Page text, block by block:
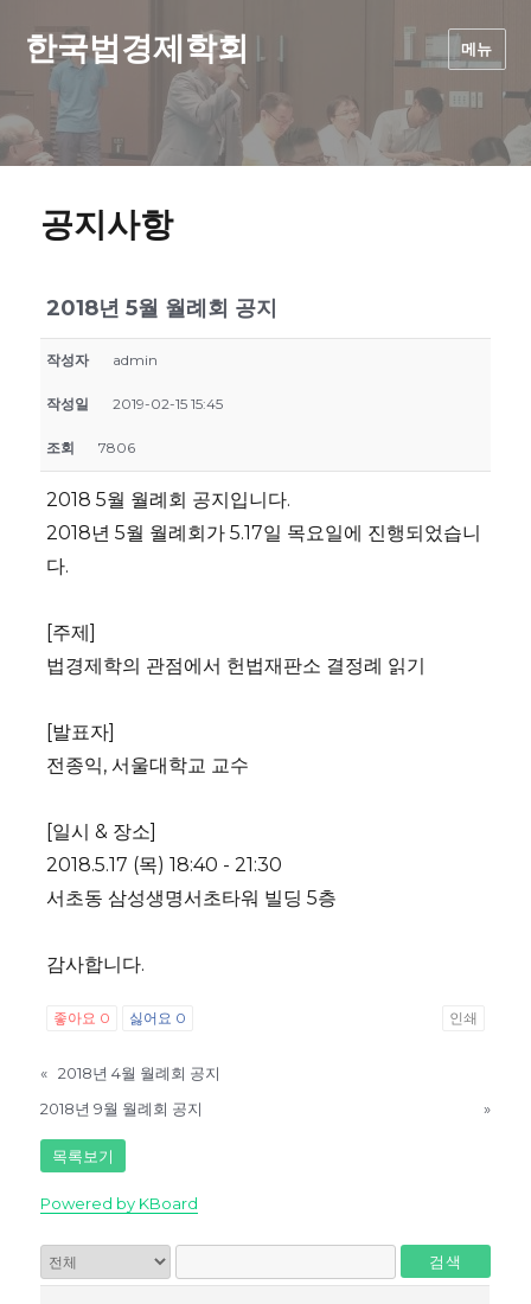
한국법경제학회 메뉴
공지사항
2018년 5월 월례회 공지
작성자 admin
작성일 2019-02-15 15:45
조회 7806
2018 5월 월례회 공지입니다.
2018년 5월 월례회가 5.17일 목요일에 진행되었습니
다.
[주제]
법경제학의 관점에서 헌법재판소 결정례 읽기
[발표자]
전종익, 서울대학교 교수
[일시 & 장소]
2018.5.17 (목) 18:40 - 21:30
서초동 삼성생명서초타워 빌딩 5층
감사합니다.
좋아요 0 싫어요 0 인쇄
« 2018년 4월 월례회 공지
2018년 9월 월례회 공지
»
목록보기
Powered by KBoard
검색